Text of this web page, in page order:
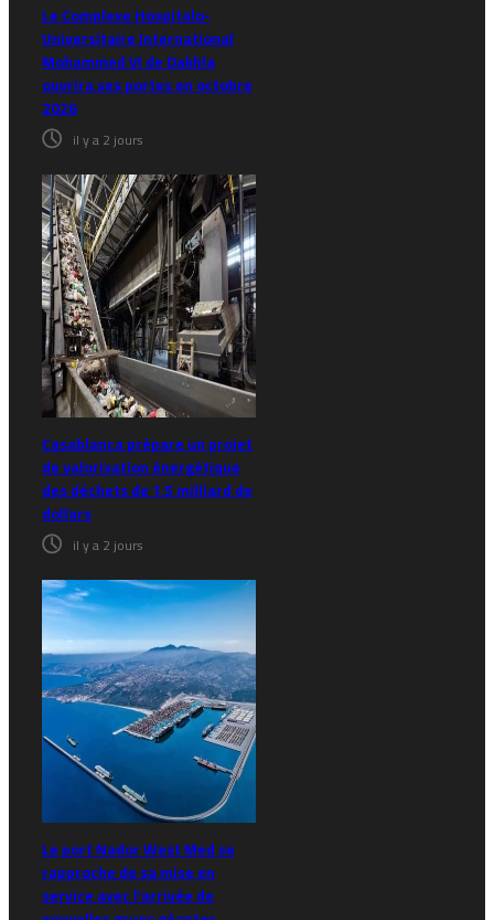
Le Complexe Hospitalo-
Universitaire International
Mohammed VI de Dakhla
ouvrira ses portes en octobre
2026
il y a 2 jours
Casablanca prépare un projet
de valorisation énergétique
des déchets de 1,5 milliard de
dollars
il y a 2 jours
Le port Nador West Med se
rapproche de sa mise en
service avec l’arrivée de